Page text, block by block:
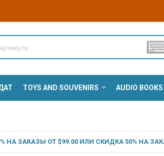
TOYS AND SOUVENIRS AUDIO BOOKS
НА ЗАКАЗЫ ОТ $99.00 ИЛИ СКИДКА 50% НА